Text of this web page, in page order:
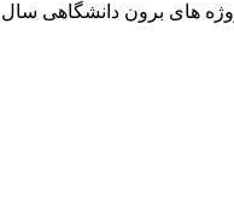
های برون دانشگاهی سال